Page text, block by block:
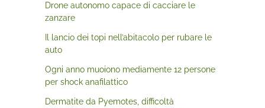
Drone autonomo capace di cacciare le
zanzare
Il lancio dei topi nell’abitacolo per rubare le
auto
Ogni anno muoiono mediamente 12 persone
per shock anafilattico
Dermatite da Pyemotes, difficoltà